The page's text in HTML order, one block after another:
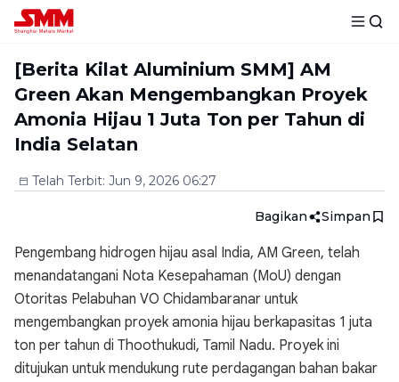
[Berita Kilat Aluminium SMM] AM
Green Akan Mengembangkan Proyek
Amonia Hijau 1 Juta Ton per Tahun di
India Selatan
Telah Terbit: Jun 9, 2026 06:27
Bagikan Simpan
Pengembang hidrogen hijau asal India, AM Green, telah
menandatangani Nota Kesepahaman (MoU) dengan
Otoritas Pelabuhan VO Chidambaranar untuk
mengembangkan proyek amonia hijau berkapasitas 1 juta
ton per tahun di Thoothukudi, Tamil Nadu. Proyek ini
ditujukan untuk mendukung rute perdagangan bahan bakar